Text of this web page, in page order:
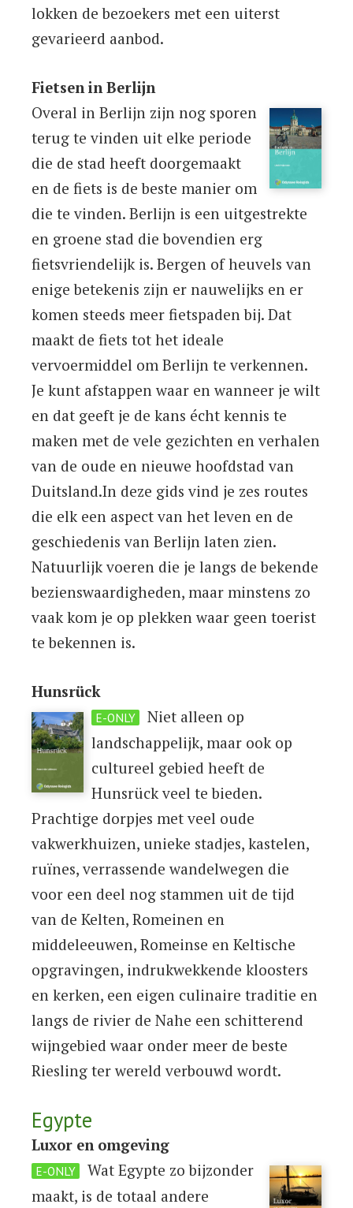
lokken de bezoekers met een uiterst
gevarieerd aanbod.
Fietsen in Berlijn
Overal in Berlijn zijn nog sporen
terug te vinden uit elke periode
die de stad heeft doorgemaakt
en de fiets is de beste manier om
die te vinden. Berlijn is een uitgestrekte
en groene stad die bovendien erg
fietsvriendelijk is. Bergen of heuvels van
enige betekenis zijn er nauwelijks en er
komen steeds meer fietspaden bij. Dat
maakt de fiets tot het ideale
vervoermiddel om Berlijn te verkennen.
Je kunt afstappen waar en wanneer je wilt
en dat geeft je de kans écht kennis te
maken met de vele gezichten en verhalen
van de oude en nieuwe hoofdstad van
Duitsland.In deze gids vind je zes routes
die elk een aspect van het leven en de
geschiedenis van Berlijn laten zien.
Natuurlijk voeren die je langs de bekende
bezienswaardigheden, maar minstens zo
vaak kom je op plekken waar geen toerist
te bekennen is.
Hunsrück
E-ONLY
Niet alleen op
landschappelijk, maar ook op
cultureel gebied heeft de
Hunsrück veel te bieden.
Prachtige dorpjes met veel oude
vakwerkhuizen, unieke stadjes, kastelen,
ruïnes, verrassende wandelwegen die
voor een deel nog stammen uit de tijd
van de Kelten, Romeinen en
middeleeuwen, Romeinse en Keltische
opgravingen, indrukwekkende kloosters
en kerken, een eigen culinaire traditie en
langs de rivier de Nahe een schitterend
wijngebied waar onder meer de beste
Riesling ter wereld verbouwd wordt.
Egypte
Luxor en omgeving
E-ONLY
Wat Egypte zo bijzonder
maakt, is de totaal andere